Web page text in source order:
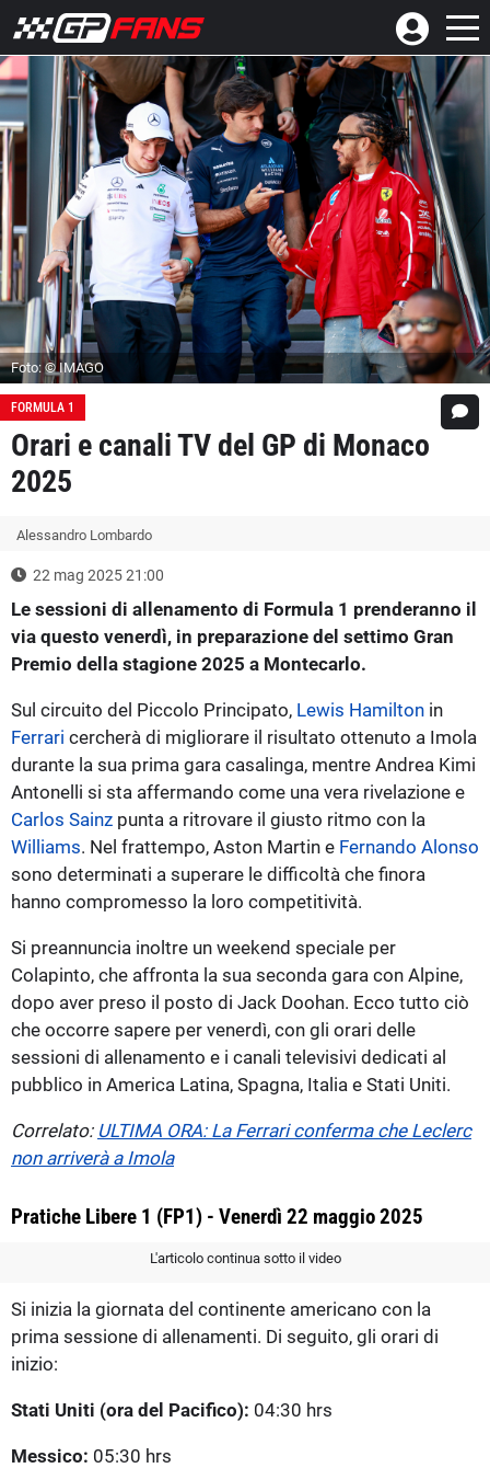
Foto: © IMAGO
FORMULA 1
Orari e canali TV del GP di Monaco
2025
Alessandro Lombardo
22 mag 2025 21:00
Le sessioni di allenamento di Formula 1 prenderanno il
via questo venerdì, in preparazione del settimo Gran
Premio della stagione 2025 a Montecarlo.
Sul circuito del Piccolo Principato, Lewis Hamilton in
Ferrari cercherà di migliorare il risultato ottenuto a Imola
durante la sua prima gara casalinga, mentre Andrea Kimi
Antonelli si sta affermando come una vera rivelazione e
Carlos Sainz punta a ritrovare il giusto ritmo con la
Williams. Nel frattempo, Aston Martin e Fernando Alonso
sono determinati a superare le difficoltà che finora
hanno compromesso la loro competitività.
Si preannuncia inoltre un weekend speciale per
Colapinto, che affronta la sua seconda gara con Alpine,
dopo aver preso il posto di Jack Doohan. Ecco tutto ciò
che occorre sapere per venerdì, con gli orari delle
sessioni di allenamento e i canali televisivi dedicati al
pubblico in America Latina, Spagna, Italia e Stati Uniti.
Correlato: ULTIMA ORA: La Ferrari conferma che Leclerc
non arriverà a Imola
Pratiche Libere 1 (FP1) - Venerdì 22 maggio 2025
L'articolo continua sotto il video
Si inizia la giornata del continente americano con la
prima sessione di allenamenti. Di seguito, gli orari di
inizio:
Stati Uniti (ora del Pacifico): 04:30 hrs
Messico: 05:30 hrs